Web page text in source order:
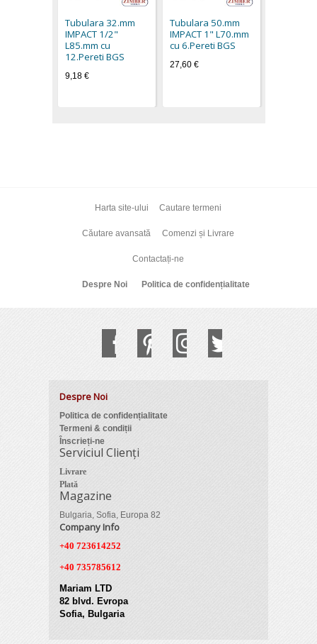
Tubulara 32.mm
IMPACT 1/2"
L85.mm cu
12.Pereti BGS
9,18 €
Tubulara 50.mm
IMPACT 1" L70.mm
cu 6.Pereti BGS
27,60 €
Harta site-ului Cautare termeni
Căutare avansată Comenzi și Livrare
Contactați-ne
Despre Noi Politica de confidențialitate
Despre Noi
Politica de confidențialitate
Termeni & condiții
Înscrieți-ne
Serviciul Clienți
Livrare
Plată
Magazine
Bulgaria, Sofia, Europa 82
Company Info
+40 723614252
+40 735785612
Mariam LTD
82 blvd. Evropa
Sofia, Bulgaria